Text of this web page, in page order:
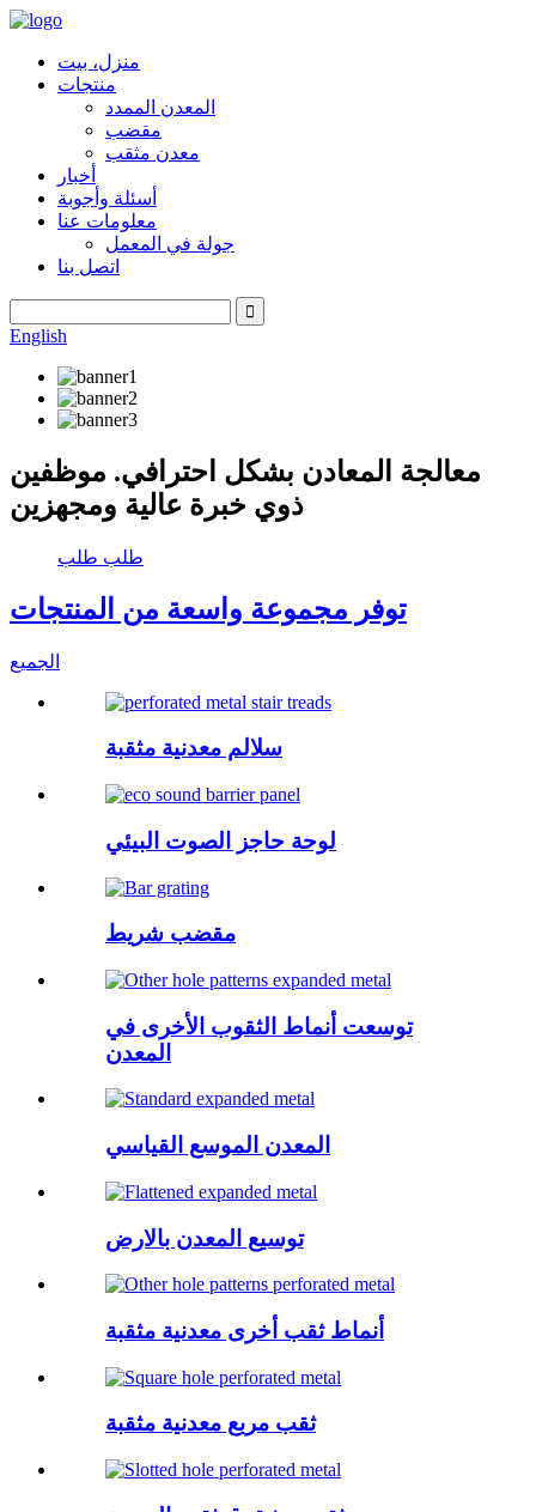
منزل، بيت
منتجات
المعدن الممدد
مقضب
معدن مثقب
أخبار
أسئلة وأجوبة
معلومات عنا
جولة في المعمل
اتصل بنا
English
معالجة المعادن بشكل احترافي. موظفين
ذوي خبرة عالية ومجهزين
طلب طلب
توفر مجموعة واسعة من المنتجات
الجميع
سلالم معدنية مثقبة
لوحة حاجز الصوت البيئي
مقضب شريط
توسعت أنماط الثقوب الأخرى في
المعدن
المعدن الموسع القياسي
توسيع المعدن بالارض
أنماط ثقب أخرى معدنية مثقبة
ثقب مربع معدنية مثقبة